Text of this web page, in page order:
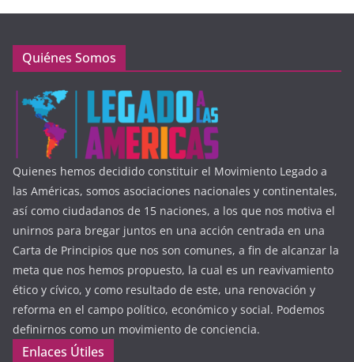
Quiénes Somos
Quienes hemos decidido constituir el Movimiento Legado a
las Américas, somos asociaciones nacionales y continentales,
así como ciudadanos de 15 naciones, a los que nos motiva el
unirnos para bregar juntos en una acción centrada en una
Carta de Principios que nos son comunes, a fin de alcanzar la
meta que nos hemos propuesto, la cual es un reavivamiento
ético y cívico, y como resultado de este, una renovación y
reforma en el campo político, económico y social. Podemos
definirnos como un movimiento de conciencia.
Enlaces Útiles